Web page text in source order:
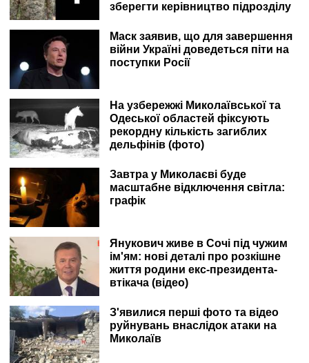
зберегти керівництво підрозділу
Маск заявив, що для завершення
війни Україні доведеться піти на
поступки Росії
На узбережжі Миколаївської та
Одеської областей фіксують
рекордну кількість загиблих
дельфінів (фото)
Завтра у Миколаєві буде
масштабне відключення світла:
графік
Янукович живе в Сочі під чужим
ім'ям: нові деталі про розкішне
життя родини екс-президента-
втікача (відео)
З'явилися перші фото та відео
руйнувань внаслідок атаки на
Миколаїв